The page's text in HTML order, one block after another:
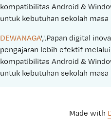
e
:
P
r
c
e
:
kompatibilitas Android &
untuk kebutuhan sekolah masa
DEWANAGA','.Papan digital
pengajaran lebih efektif
kompatibilitas Android &
untuk kebutuhan sekolah masa
Made with